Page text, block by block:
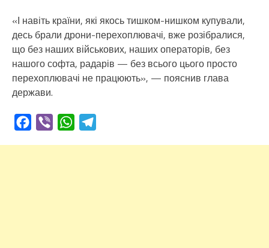
«І навіть країни, які якось тишком-нишком купували,
десь брали дрони-перехоплювачі, вже розібралися,
що без наших військових, наших операторів, без
нашого софта, радарів — без всього цього просто
перехоплювачі не працюють», — пояснив глава
держави.
Facebook
Viber WhatsApp